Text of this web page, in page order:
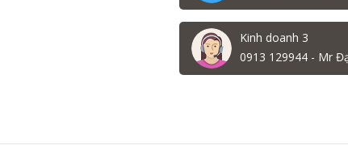
Kinh doanh 3
0913 129944 - Mr